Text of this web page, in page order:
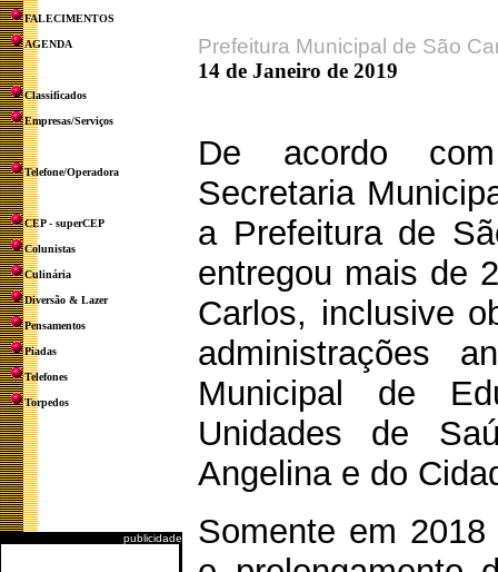
FALECIMENTOS
AGENDA
Classificados
Empresas/Serviços
Telefone/Operadora
CEP - superCEP
Colunistas
Culinária
Diversão & Lazer
Pensamentos
Piadas
Telefones
Torpedos
publicidade
Prefeitura Municipal de São
14 de Janeiro de 2019
De acordo
Secretaria
a Prefeitura de
entregou mais de
Carlos, inclusive
administrações
Municipal de
Unidades de
Angelina e do
Somente em